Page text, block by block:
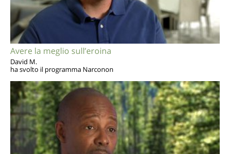
Avere la meglio sull’eroina
David M.
ha svolto il programma Narconon